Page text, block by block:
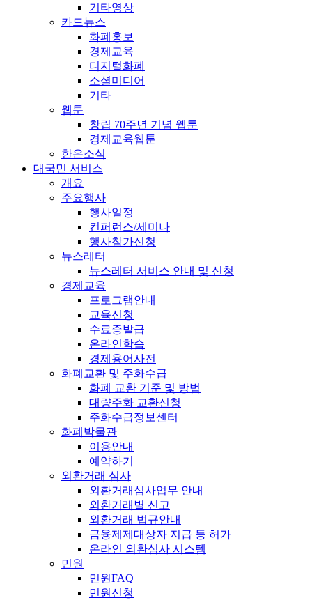
기타영상
카드뉴스
화폐홍보
경제교육
디지털화폐
소셜미디어
기타
웹툰
창립 70주년 기념 웹툰
경제교육웹툰
한은소식
대국민 서비스
개요
주요행사
행사일정
컨퍼런스/세미나
행사참가신청
뉴스레터
뉴스레터 서비스 안내 및 신청
경제교육
프로그램안내
교육신청
수료증발급
온라인학습
경제용어사전
화폐교환 및 주화수급
화폐 교환 기준 및 방법
대량주화 교환신청
주화수급정보센터
화폐박물관
이용안내
예약하기
외환거래 심사
외환거래심사업무 안내
외환거래별 신고
외환거래 법규안내
금융제제대상자 지급 등 허가
온라인 외환심사 시스템
민원
민원FAQ
민원신청